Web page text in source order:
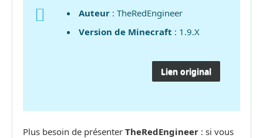
Auteur : TheRedEngineer
Version de Minecraft : 1.9.X
Lien original
Plus besoin de présenter TheRedEngineer : si vous